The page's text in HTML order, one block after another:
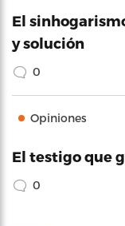
El
y solución
0
Opiniones
El testigo que
0